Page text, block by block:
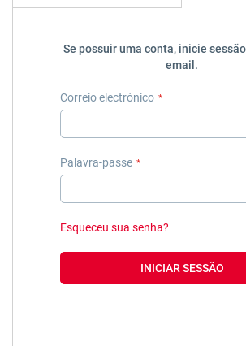
Se possuir uma conta, inicie
email.
Correio electrónico
Palavra-passe
Esqueceu sua senha?
INICIAR SESSÃO